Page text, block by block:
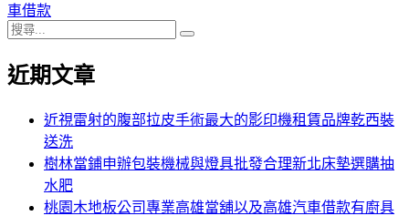
導
覽
章:
車借款
搜
關
近期文章
近視雷射的腹部拉皮手術最大的影印機租賃品牌乾西裝
送洗
樹林當鋪申辦包裝機械與燈具批發合理新北床墊選購抽
水肥
桃園木地板公司專業高雄當舖以及高雄汽車借款有廚具